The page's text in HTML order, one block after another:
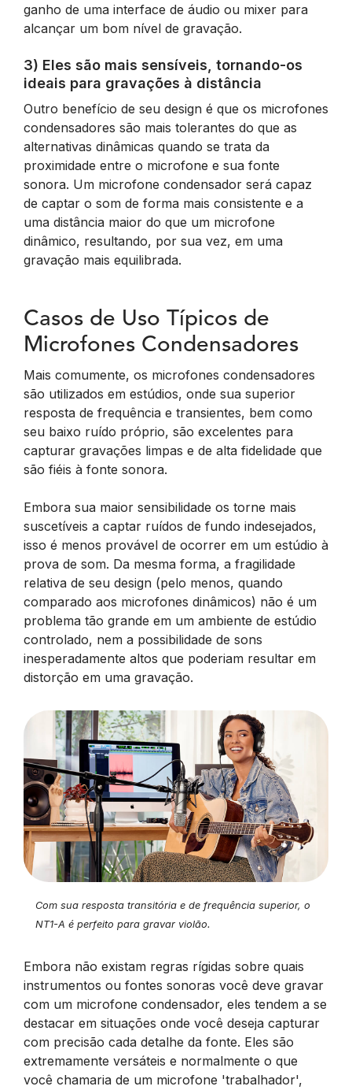
ganho de uma interface de áudio ou mixer para
alcançar um bom nível de gravação.
3) Eles são mais sensíveis, tornando-os
ideais para gravações à distância
Outro benefício de seu design é que os microfones
condensadores são mais tolerantes do que as
alternativas dinâmicas quando se trata da
proximidade entre o microfone e sua fonte
sonora. Um microfone condensador será capaz
de captar o som de forma mais consistente e a
uma distância maior do que um microfone
dinâmico, resultando, por sua vez, em uma
gravação mais equilibrada.
Casos de Uso Típicos de
Microfones Condensadores
Mais comumente, os microfones condensadores
são utilizados em estúdios, onde sua superior
resposta de frequência e transientes, bem como
seu baixo ruído próprio, são excelentes para
capturar gravações limpas e de alta fidelidade que
são fiéis à fonte sonora.
Embora sua maior sensibilidade os torne mais
suscetíveis a captar ruídos de fundo indesejados,
isso é menos provável de ocorrer em um estúdio à
prova de som. Da mesma forma, a fragilidade
relativa de seu design (pelo menos, quando
comparado aos microfones dinâmicos) não é um
problema tão grande em um ambiente de estúdio
controlado, nem a possibilidade de sons
inesperadamente altos que poderiam resultar em
distorção em uma gravação.
Com sua resposta transitória e de frequência superior, o
NT1-A é perfeito para gravar violão.
Embora não existam regras rígidas sobre quais
instrumentos ou fontes sonoras você deve gravar
com um microfone condensador, eles tendem a se
destacar em situações onde você deseja capturar
com precisão cada detalhe da fonte. Eles são
extremamente versáteis e normalmente o que
você chamaria de um microfone 'trabalhador',